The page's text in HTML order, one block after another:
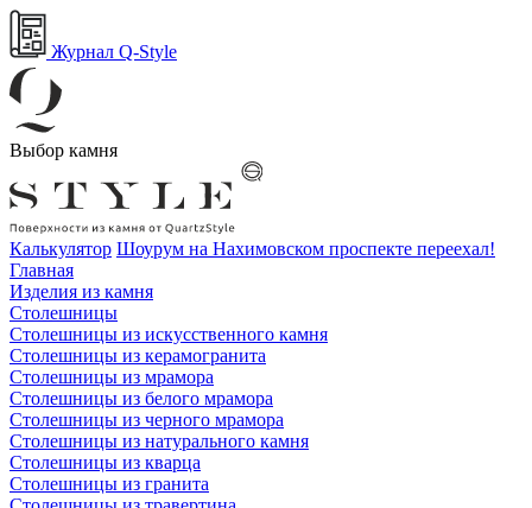
Журнал Q-Style
Выбор камня
Калькулятор Шоурум на Нахимовском проспекте переехал!
Главная
Изделия из камня
Столешницы
Столешницы из искусственного камня
Столешницы из керамогранита
Столешницы из мрамора
Столешницы из белого мрамора
Столешницы из черного мрамора
Столешницы из натурального камня
Столешницы из кварца
Столешницы из гранита